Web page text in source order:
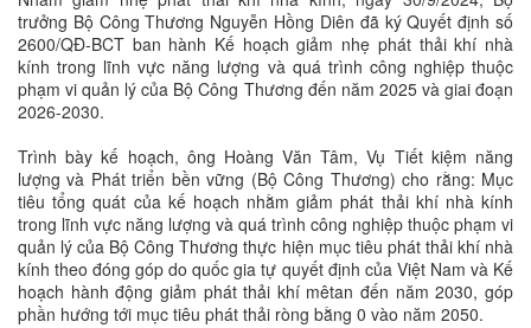
trưởng Bộ Công Thương Nguyễn Hồng Diên đã ký Quyết định số
2600/QĐ-BCT ban hành Kế hoạch giảm nhẹ phát thải khí nhà
kính trong lĩnh vực năng lượng và quá trình công nghiệp thuộc
phạm vi quản lý của Bộ Công Thương đến năm 2025 và giai đoạn
2026-2030.
Trình bày kế hoạch, ông Hoàng Văn Tâm, Vụ Tiết kiệm năng
lượng và Phát triển bền vững (Bộ Công Thương) cho rằng: Mục
tiêu tổng quát của kế hoạch nhằm giảm phát thải khí nhà kính
trong lĩnh vực năng lượng và quá trình công nghiệp thuộc phạm vi
quản lý của Bộ Công Thương thực hiện mục tiêu phát thải khí nhà
kính theo đóng góp do quốc gia tự quyết định của Việt Nam và Kế
hoạch hành động giảm phát thải khí mêtan đến năm 2030, góp
phần hướng tới mục tiêu phát thải ròng bằng 0 vào năm 2050.